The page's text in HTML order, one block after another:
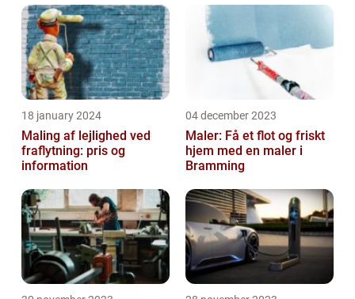
18 january 2024
Maling af lejlighed ved
fraflytning: pris og
information
04 december 2023
Maler: Få et flot og friskt
hjem med en maler i
Bramming